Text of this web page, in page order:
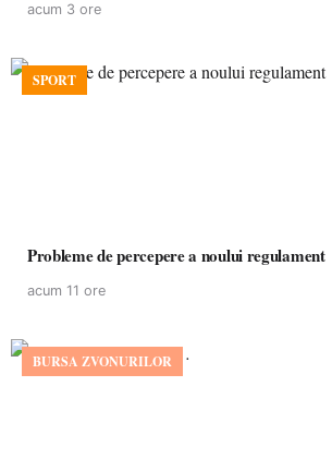
acum 3 ore
SPORT
Probleme de percepere a noului regulament
acum 11 ore
BURSA ZVONURILOR